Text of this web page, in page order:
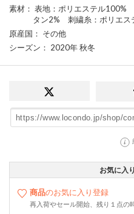
素材 ： 表地：ポリエステル
タン2% 刺繍糸：ポリエス
原産国 ： その他
シーズン ： 2020年 秋冬
お気に入
商品のお気に入り登録
再入荷やセール開始、残り１点の